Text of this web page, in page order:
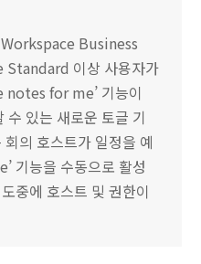
Business
이상 사용자가
notes for me’ 기능이
수 있는 새로운 토글 기
의 호스트가 일정을 예
기능을 수동으로 활성
중에 호스트 및 권한이